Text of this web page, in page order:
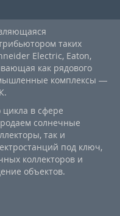
таких
Electric, Eaton,
как рядового
комплексы —
в сфере
солнечные
так и
под ключ,
коллекторов и
объектов.